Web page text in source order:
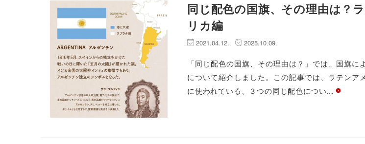
同じ配色の国旗、その理由は？
リカ編
2021.04.12. 2025.10.09.
「同じ配色の国旗、その理由は？」では、国旗に
について紹介しました。この記事では、ラテンア
に使われている、３つの同じ配色につい...